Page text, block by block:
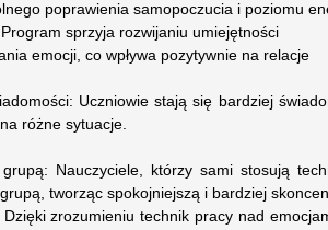
poprawienia samopoczucia i poziomu
sprzyja rozwijaniu umiejętności
emocji, co wpływa pozytywnie na relacje
Uczniowie stają się bardziej
różne sytuacje.
Nauczyciele, którzy sami stosują
tworząc spokojniejszą i bardziej
zrozumieniu technik pracy nad